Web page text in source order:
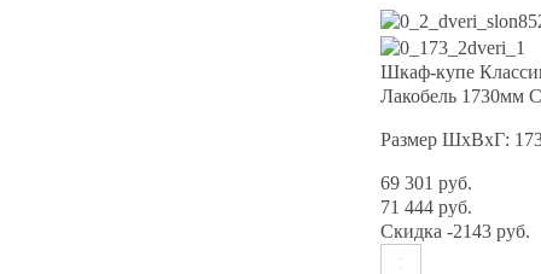
Шкаф-купе
Лакобель 1730мм
Размер ШхВхГ:
69 301 руб.
71 444 руб.
Скидка -2143 руб.